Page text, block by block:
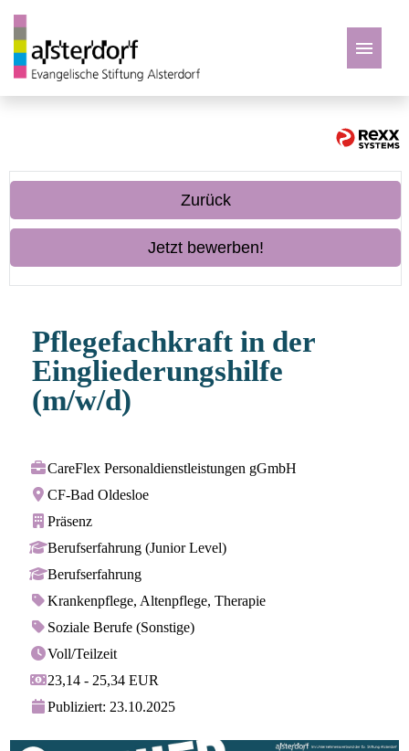
Zurück
Jetzt bewerben!
Pflegefachkraft in der
Eingliederungshilfe
(m/w/d)
CareFlex Personaldienstleistungen gGmbH
CF-Bad Oldesloe
Präsenz
Berufserfahrung (Junior Level)
Berufserfahrung
Krankenpflege, Altenpflege, Therapie
Soziale Berufe (Sonstige)
Voll/Teilzeit
23,14 - 25,34 EUR
Publiziert: 23.10.2025